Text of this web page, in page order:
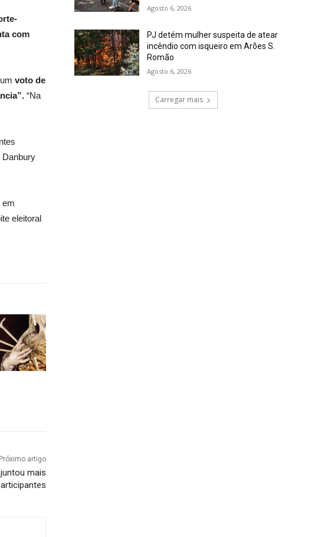
com
voto de
“Na
Danbury
em
eleitoral
Próximo artigo
mais
Agosto 6, 2026
PJ detém mulher suspeita de atear
incêndio com isqueiro em Arões S.
Romão
Agosto 6, 2026
Carregar mais